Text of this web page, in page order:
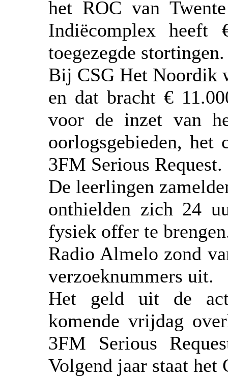
het ROC van
Indiëcomplex heeft
toegezegde stortingen.
Bij CSG Het Noordik
en dat bracht €
voor de inzet van
oorlogsgebieden,
3FM Serious Request.
De leerlingen
onthielden zich 24
fysiek offer te
Radio Almelo zond
verzoeknummers uit.
Het geld uit de
komende vrijdag
3FM Serious
Volgend jaar staat het